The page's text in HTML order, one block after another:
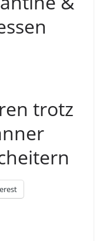
trotz